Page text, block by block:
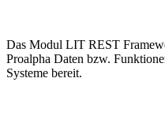
Das Modul LIT REST
Proalpha Daten bzw.
Systeme bereit.